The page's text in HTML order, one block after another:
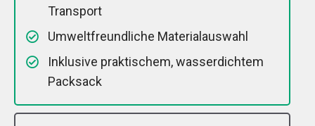
Transport
Umweltfreundliche Materialauswahl
Inklusive praktischem, wasserdichtem
Packsack